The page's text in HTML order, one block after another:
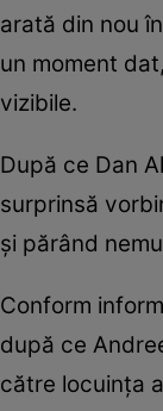
arată din nou
un moment
vizibile.
După ce Dan
surprinsă
și părând
Conform
după ce
către locuința